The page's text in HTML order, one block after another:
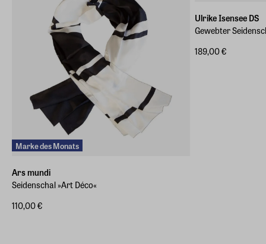
Marke des Monats
Ars mundi
Seidenschal »Art Déco«
110,00 €
Ulrike Isensee DS
Gewebter
189,00 €